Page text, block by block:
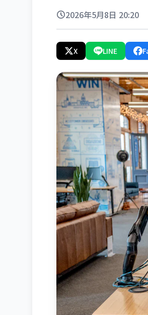
2026年5月8日 20:20
X LINE